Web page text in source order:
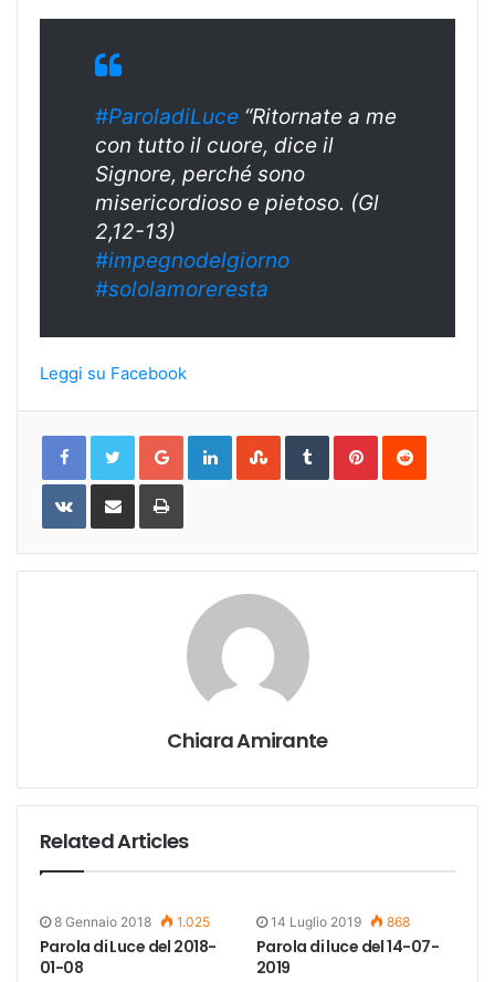
#ParoladiLuce “Ritornate a me
con tutto il cuore, dice il
Signore, perché sono
misericordioso e pietoso. (Gl
2,12-13)
#impegnodelgiorno
#sololamoreresta
Leggi su Facebook
Google+LinkedInStumbleUpon
TumblrPinterestReddit
VKontakteShare
Email
Print
Chiara Amirante
Related Articles
8 Gennaio 2018 1.025
Parola di Luce del 2018-
01-08
14 Luglio 2019 868
Parola di luce del 14-07-
2019